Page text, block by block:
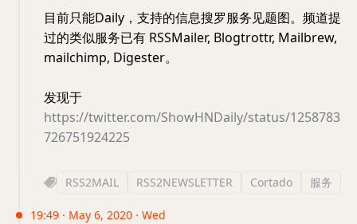
目前只能Daily，支持的信息搜罗服务见题图。频道提
过的类似服务已有 RSSMailer, Blogtrottr, Mailbrew,
mailchimp, Digester。
发现于
https://twitter.com/ShowHNDaily/status/1258783
726751924225
RSS2MAIL RSS2NEWSLETTER Cortado 服务
19:49 · May 6, 2020 · Wed